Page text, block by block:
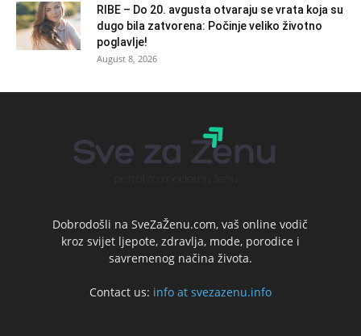
RIBE – Do 20. avgusta otvaraju se vrata koja su
dugo bila zatvorena: Počinje veliko životno
poglavlje!
August 8, 2026
Dobrodošli na SveZaŽenu.com, vaš online vodič
kroz svijet ljepote, zdravlja, mode, porodice i
savremenog načina života.
Contact us: info at svezazenu.info